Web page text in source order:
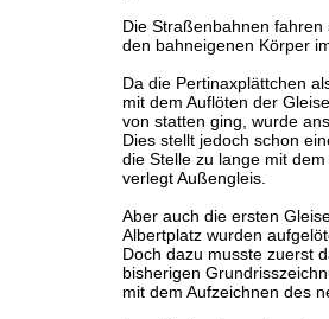
Die Straßenbahnen
den bahneigenen Körper
Da die Pertinaxplättchen
mit dem Auflöten der
von statten ging, wurde
Dies stellt jedoch schon
die Stelle zu lange mit
verlegt Außengleis.
Aber auch die ersten
Albertplatz wurden
Doch dazu musste zuerst
bisherigen
mit dem Aufzeichnen des